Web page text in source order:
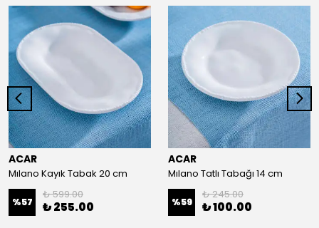
ACAR
Mılano Kayık Tabak 20 cm
%57
₺ 599.00
₺ 255.00
ACAR
Mılano Tatlı Tabağı 14 cm
%59
₺ 245.00
₺ 100.00